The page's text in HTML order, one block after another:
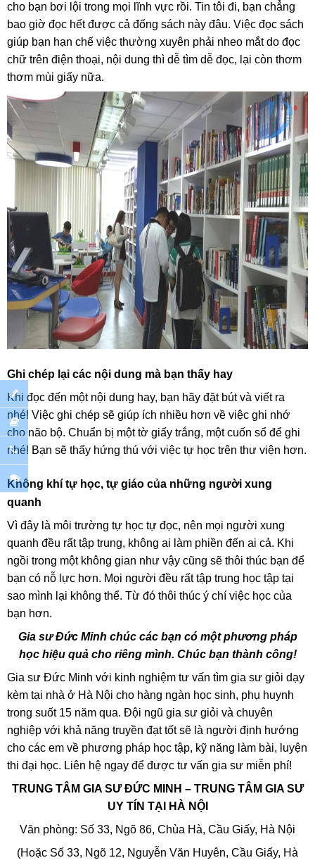
cho bạn bơi lội trong mọi lĩnh vực rồi. Tin tôi đi, bạn chẳng
bao giờ đọc hết được cả đống sách này đâu. Việc đọc sách
giúp bạn hạn chế việc thường xuyên phải nheo mắt do đọc
chữ trên điện thoại, nội dung thì dễ tìm dễ đọc, lại còn thơm
thơm mùi giấy nữa.
Ghi chép lại các nội dung mà bạn thấy hay
Khi đọc đến một nội dung hay, bạn hãy đặt bút và viết ra
nhé! Việc ghi chép sẽ giúp ích nhiều hơn về việc ghi nhớ
cho não bộ. Chuẩn bị một tờ giấy trắng, một cuốn sổ để ghi
nhé! Bạn sẽ thấy hứng thú với việc tự học trên thư viện hơn.
Không khí tự học, tự giáo của những người xung
quanh
Vì đây là môi trường tự học tự đọc, nên mọi người xung
quanh đều rất tập trung, không ai làm phiền đến ai cả. Khi
ngồi trong một không gian như vậy cũng sẽ thôi thúc bạn để
bạn có nỗ lực hơn. Mọi người đều rất tập trung học tập tại
sao mình lại không thể. Từ đó thôi thúc ý chí việc học của
bạn hơn.
Gia sư Đức Minh chúc các bạn có một phương pháp
học hiệu quả cho riêng mình. Chúc bạn thành công!
Gia sư Đức Minh với kinh nghiệm tư vấn tìm gia sư giỏi dạy
kèm tại nhà ở Hà Nội cho hàng ngàn học sinh, phụ huynh
trong suốt 15 năm qua. Đội ngũ gia sư giỏi và chuyên
nghiệp với khả năng truyền đạt tốt sẽ là người định hướng
cho các em về phương pháp học tập, kỹ năng làm bài, luyện
thi đại học. Liên hệ ngay để được tư vấn gia sư miễn phí!
TRUNG TÂM GIA SƯ ĐỨC MINH – TRUNG TÂM GIA SƯ
UY TÍN TẠI HÀ NỘI
Văn phòng: Số 33, Ngõ 86, Chùa Hà, Cầu Giấy, Hà Nội
(Hoặc Số 33, Ngõ 12, Nguyễn Văn Huyên, Cầu Giấy, Hà